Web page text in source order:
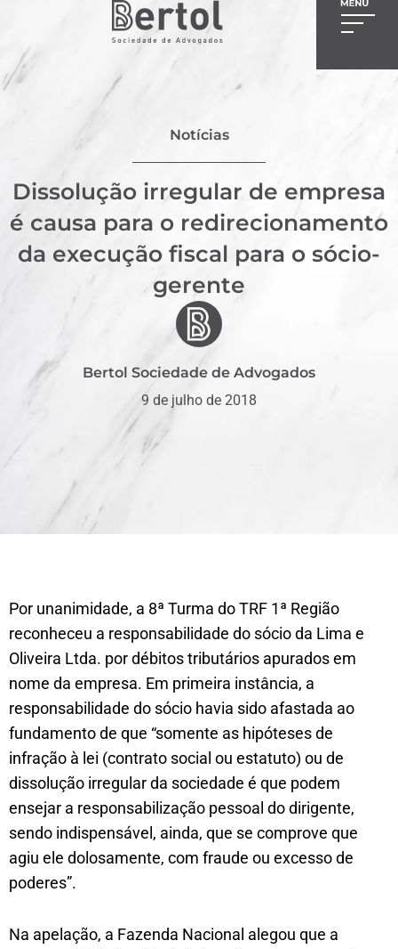
Notícias
Dissolução irregular de empresa
é causa para o redirecionamento
da execução fiscal para o sócio-
gerente
Bertol Sociedade de Advogados
9 de julho de 2018
Por unanimidade, a 8ª Turma do TRF 1ª Região
reconheceu a responsabilidade do sócio da Lima e
Oliveira Ltda. por débitos tributários apurados em
nome da empresa. Em primeira instância, a
responsabilidade do sócio havia sido afastada ao
fundamento de que “somente as hipóteses de
infração à lei (contrato social ou estatuto) ou de
dissolução irregular da sociedade é que podem
ensejar a responsabilização pessoal do dirigente,
sendo indispensável, ainda, que se comprove que
agiu ele dolosamente, com fraude ou excesso de
poderes”.
Na apelação, a Fazenda Nacional alegou que a